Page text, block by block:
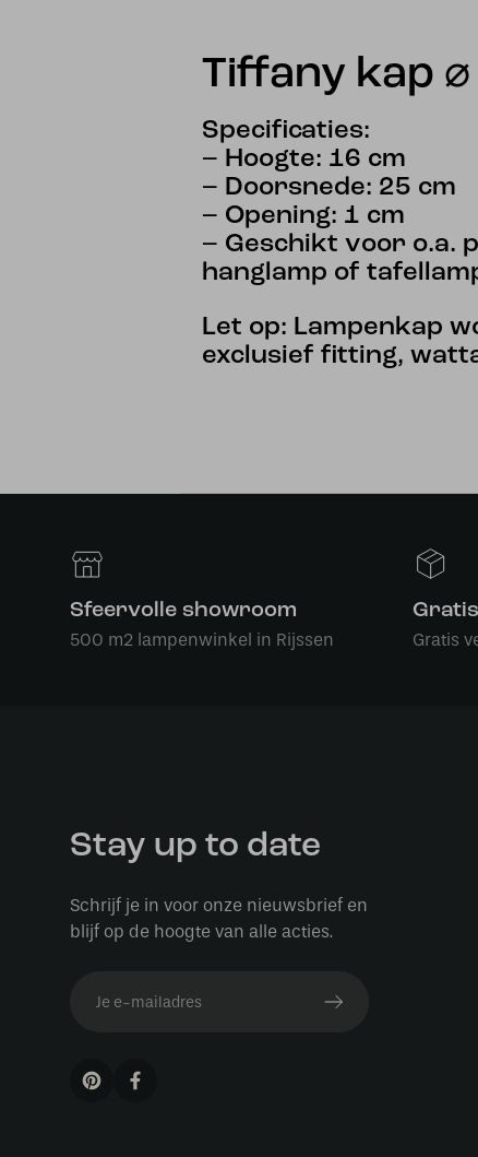
Tiffany kap
Specificaties:
– Hoogte: 16 cm
– Doorsnede: 25 cm
– Opening: 1 cm
– Geschikt voor o.a.
hanglamp of
Let op: Lampenkap
exclusief fitting,
Sfeervolle showroom
500 m2 lampenwinkel in Rijssen Gratis
Stay up to date
Schrijf je in voor onze nieuwsbrief en
blijf op de hoogte van alle acties.